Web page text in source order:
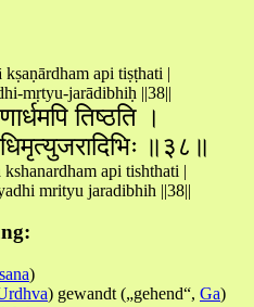
api tiṣṭhati |
mṛtyu-jarādibhiḥ ||38||
तिष्ठति ।
॥३८॥
api tishthati |
mrityu jaradibhih ||38||
)
) gewandt („gehend“, Ga)